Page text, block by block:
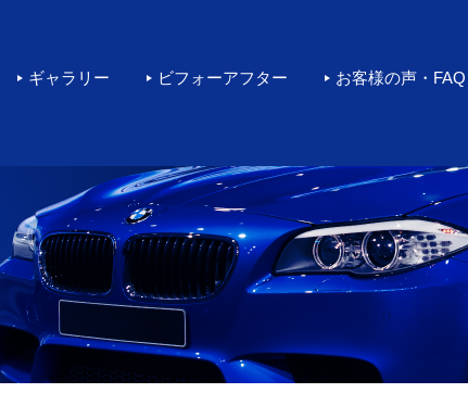
ギャラリー ビフォーアフター お客様の声・FAQ
コーティングをするなら環